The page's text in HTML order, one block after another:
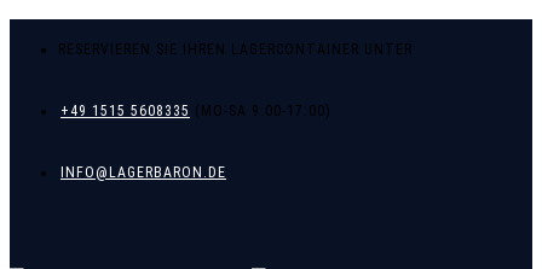
RESERVIEREN SIE IHREN LAGERCONTAINER UNTER
+49 1515 5608335
INFO@LAGERBARON.DE